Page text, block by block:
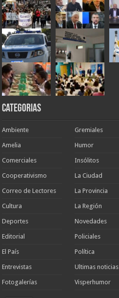
Categorias
Ambiente
Amelia
Comerciales
Cooperativismo
Correo de Lectores
Cultura
Deportes
Editorial
El País
Entrevistas
Fotogalerías
Gremiales
Humor
Insólitos
La Ciudad
La Provincia
La Región
Novedades
Policiales
Política
Ultimas noticias
Visperhumor